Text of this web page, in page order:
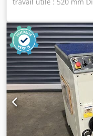
travail utile : 520 mm
d’épiandrage : 520 x
300 mm Csdpfx
minimale : 3,5 mm
220 mm Épaisseur
l’arbre à couteaux
(4 pièces) Vitesse de
4 500 tr/min Vitesse
Puissance du moteur :
d’aspiration : 150 mm
Poids : environ 680 kg
1 150 x 1 100 x 1 250